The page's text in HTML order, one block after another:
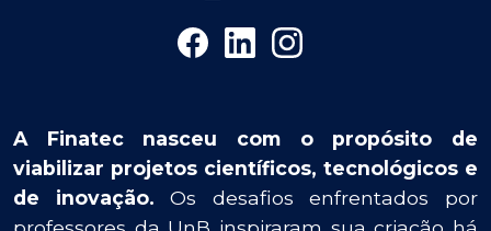
A Finatec nasceu com o propósito de
viabilizar projetos científicos, tecnológicos e
de inovação. Os desafios enfrentados por